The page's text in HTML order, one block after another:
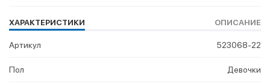
ХАРАКТЕРИСТИКИ ОПИСАНИЕ
Артикул 523068-22
Пол Девочки